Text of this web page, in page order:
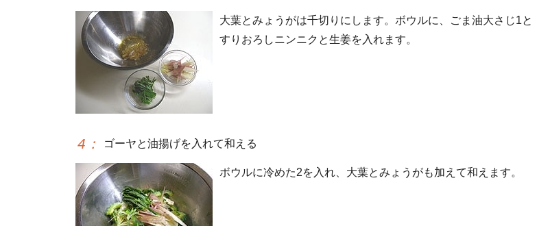
大葉とみょうがは千切りにします。ボウルに、ごま油大さじ1と
すりおろしニンニクと生姜を入れます。
4 ： ゴーヤと油揚げを入れて和える
ボウルに冷めた2を入れ、大葉とみょうがも加えて和えます。